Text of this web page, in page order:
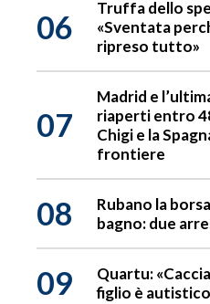
06
Truffa dello
«Sventata
ripreso tutto»
07
Madrid e
riaperti entro
Chigi e la
frontiere
08
Rubano la
bagno: due
09
Quartu:
figlio è